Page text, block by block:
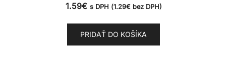
1.59€ s DPH (1.29€bez DPH)
PRIDAŤ DO KOŠÍKA